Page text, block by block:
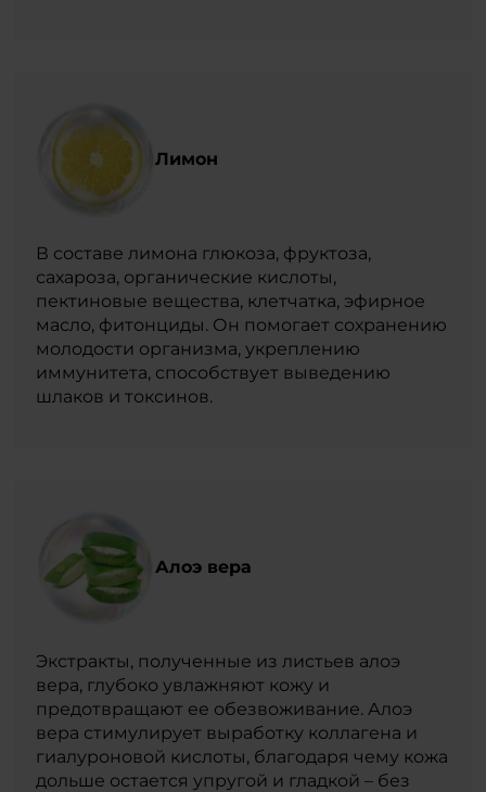
Лимон
В составе лимона глюкоза, фруктоза,
сахароза, органические кислоты,
пектиновые вещества, клетчатка, эфирное
масло, фитонциды. Он помогает сохранению
молодости организма, укреплению
иммунитета, способствует выведению
шлаков и токсинов.
Алоэ вера
Экстракты, полученные из листьев алоэ
вера, глубоко увлажняют кожу и
предотвращают ее обезвоживание. Алоэ
вера стимулирует выработку коллагена и
гиалуроновой кислоты, благодаря чему кожа
дольше остается упругой и гладкой – без